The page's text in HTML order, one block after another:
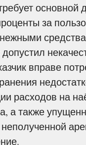
основной
за
вправе
расходов на
а также